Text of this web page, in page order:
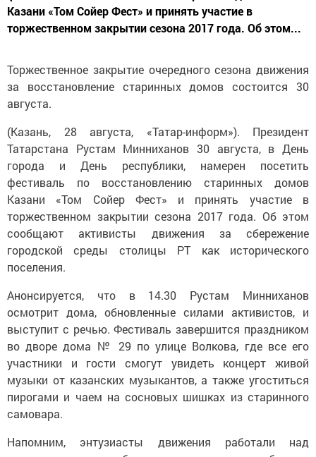
Казани «Том Сойер Фест» и принять участие в
торжественном закрытии сезона 2017 года. Об этом...
Торжественное закрытие очередного сезона движения
за восстановление старинных домов состоится 30
августа.
(Казань, 28 августа, «Татар-информ»). Президент
Татарстана Рустам Минниханов 30 августа, в День
города и День республики, намерен посетить
фестиваль по восстановлению старинных домов
Казани «Том Сойер Фест» и принять участие в
торжественном закрытии сезона 2017 года. Об этом
сообщают активисты движения за сбережение
городской среды столицы РТ как исторического
поселения.
Анонсируется, что в 14.30 Рустам Минниханов
осмотрит дома, обновленные силами активистов, и
выступит с речью. Фестиваль завершится праздником
во дворе дома № 29 по улице Волкова, где все его
участники и гости смогут увидеть концерт живой
музыки от казанских музыкантов, а также угоститься
пирогами и чаем на сосновых шишках из старинного
самовара.
Напомним, энтузиасты движения работали над